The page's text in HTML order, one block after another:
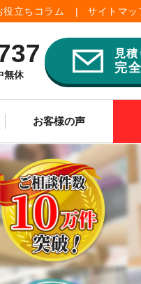
役立ちコラム サイトマッ
無休
見
完
ご供養
お客様の声